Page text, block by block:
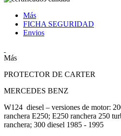
Más
FICHA SEGURIDAD
Envios
Más
PROTECTOR DE CARTER
MERCEDES BENZ
W124 diesel – versiones de motor:
ranchera E250; E250 ranchera 250
ranchera; 300 diesel 1985 - 1995